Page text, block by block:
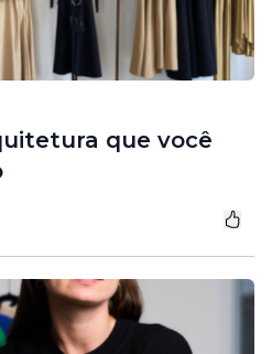
que você